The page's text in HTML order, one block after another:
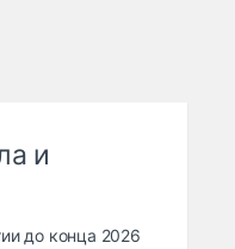
и
до конца 2026